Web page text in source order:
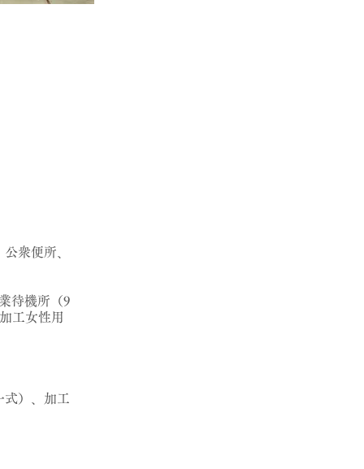
衆便所、
待機所（9
工女性用
式）、加工